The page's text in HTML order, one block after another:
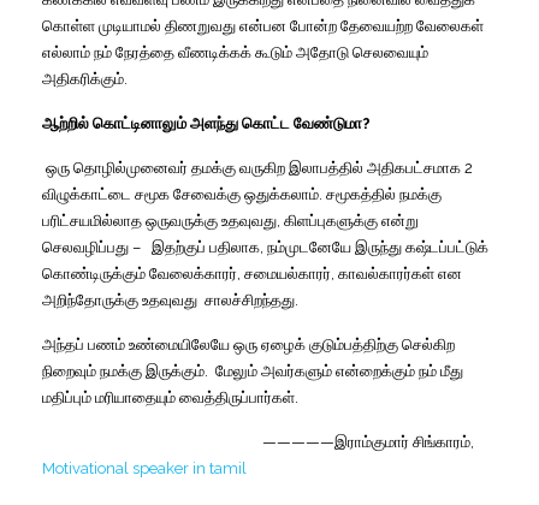
கொள்ள முடியாமல் திணறுவது என்பன போன்ற தேவையற்ற வேலைகள்
எல்லாம் நம் நேரத்தை வீணடிக்கக் கூடும் அதோடு செலவையும்
அதிகரிக்கும்
ஆற்றில் கொட்டினாலும் அளந்து கொட்ட வேண்டுமா?
ஒரு தொழில்முனைவர் தமக்கு வருகிற இலாபத்தில் அதிகபட்சமாக 2
விழுக்காட்டை
சமூக சேவைக்கு ஒதுக்கலாம் சமூகத்தில் நமக்கு
பரிட்சயமில்லாத ஒருவருக்கு உதவுவது கிளப்புகளுக்கு என்று
செலவழிப்பது – இதற்குப் பதிலாக நம்முடனேயே இருந்து கஷ்டப்பட்டுக்
கொண்டிருக்கும் வேலைக்காரர் சமையல்காரர் காவல்காரர்கள் என
அறிந்தோருக்கு உதவுவது சாலச்சிறந்தது
அந்தப் பணம் உண்மையிலேயே ஒரு ஏழைக் குடும்பத்திற்கு செல்கிற
நிறைவும் நமக்கு இருக்கும் மேலும் அவர்களும் என்றைக்கும் நம் மீது
மதிப்பும் மரியாதையும் வைத்திருப்பார்கள்
—————இராம்குமார் சிங்காரம்,
Motivational speaker in tamil